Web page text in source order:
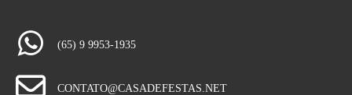
(65) 9 9953-1935
CONTATO@CASADEFESTAS.NET